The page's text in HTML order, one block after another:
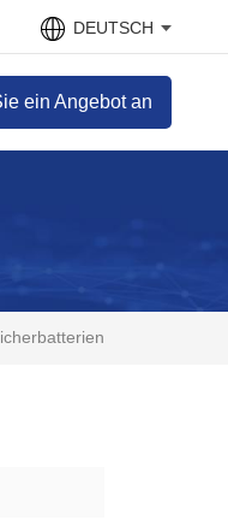
DEUTSCH
ein Angebot an